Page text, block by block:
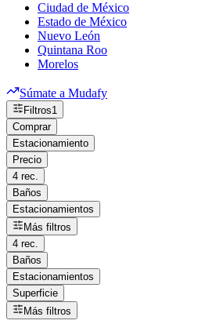
Ciudad de México
Estado de México
Nuevo León
Quintana Roo
Morelos
Súmate a Mudafy
Filtros1
Comprar
Estacionamiento
Precio
4 rec.
Baños
Estacionamientos
Más filtros
4 rec.
Baños
Estacionamientos
Superficie
Más filtros